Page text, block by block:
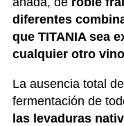
diferentes
que TITANIA sea
cualquier otro vino
La ausencia total
fermentación de
las levaduras